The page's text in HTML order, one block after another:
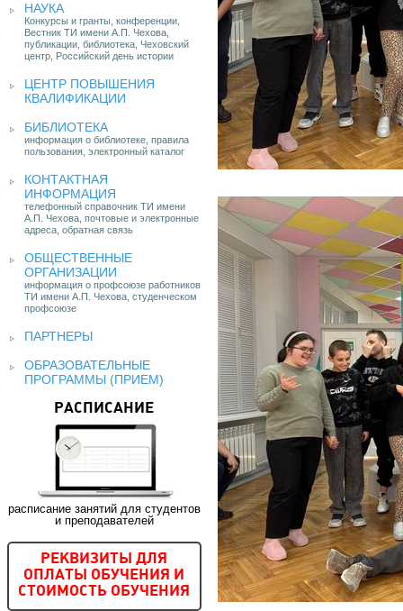
НАУКА
Конкурсы и гранты, конференции,
Вестник ТИ имени А.П. Чехова,
публикации, библиотека, Чеховский
центр, Российский день истории
ЦЕНТР ПОВЫШЕНИЯ
КВАЛИФИКАЦИИ
БИБЛИОТЕКА
информация о библиотеке, правила
пользования, электронный каталог
КОНТАКТНАЯ
ИНФОРМАЦИЯ
телефонный справочник ТИ имени
А.П. Чехова, почтовые и электронные
адреса, обратная связь
ОБЩЕСТВЕННЫЕ
ОРГАНИЗАЦИИ
информация о профсоюзе работников
ТИ имени А.П. Чехова, студенческом
профсоюзе
ПАРТНЕРЫ
ОБРАЗОВАТЕЛЬНЫЕ
ПРОГРАММЫ (ПРИЕМ)
РАСПИСАНИЕ
расписание занятий для студентов
и преподавателей
РЕКВИЗИТЫ ДЛЯ
ОПЛАТЫ ОБУЧЕНИЯ И
СТОИМОСТЬ ОБУЧЕНИЯ